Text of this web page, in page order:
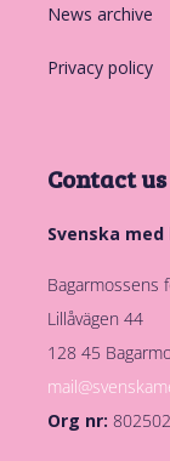
News archive
Privacy policy
Contact
Svenska med
Bagarmossens
Lillåvägen 44
128 45
Org nr: